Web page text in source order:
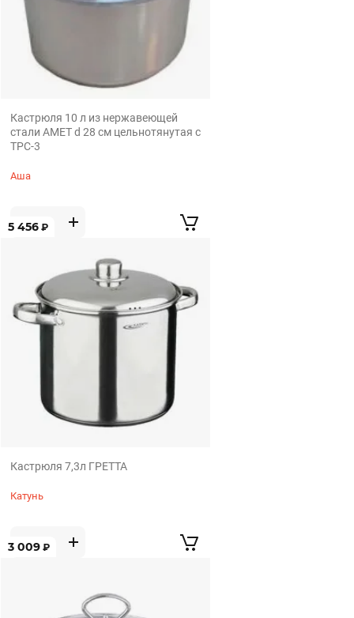
Кастрюля 10 л из нержавеющей
стали АМЕТ d 28 см цельнотянутая с
ТРС-3
Аша
5 456 ₽
Кастрюля 7,3л ГРЕТТА
Катунь
3 009 ₽